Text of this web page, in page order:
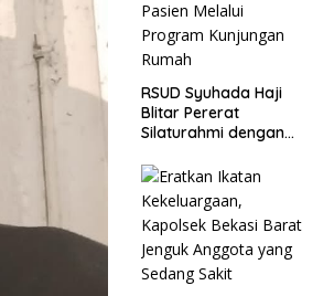
RSUD Syuhada Haji
Blitar Pererat
Silaturahmi dengan
Program Kunjungan
Rumah